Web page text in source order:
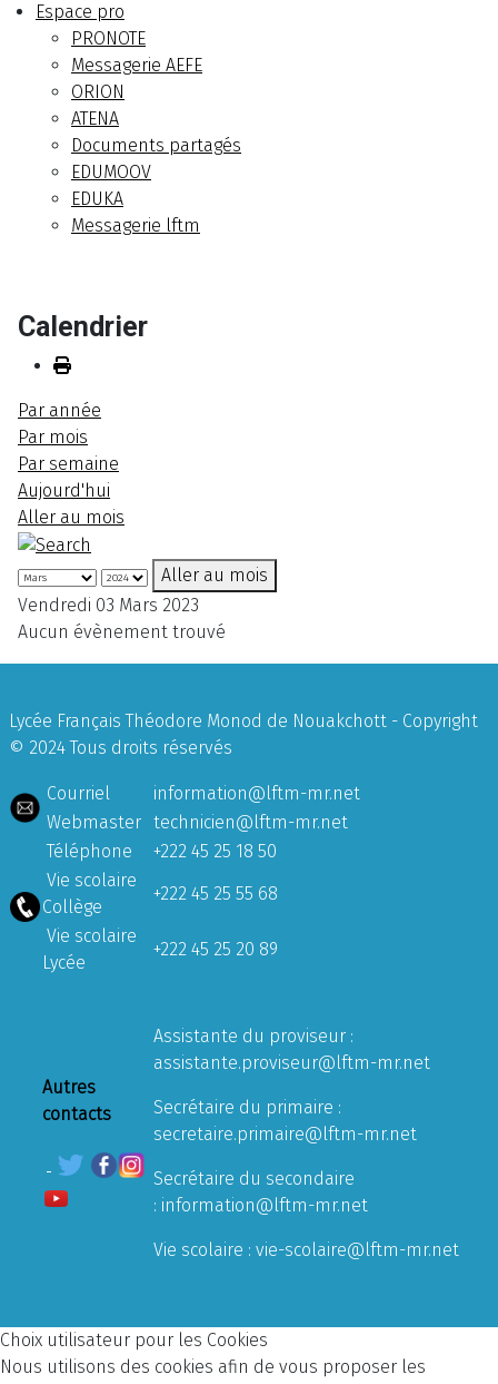
Espace pro
PRONOTE
Messagerie AEFE
ORION
ATENA
Documents partagés
EDUMOOV
EDUKA
Messagerie lftm
Calendrier
Par année
Par mois
Par semaine
Aujourd'hui
Aller au mois
Aller au mois
Vendredi 03 Mars 2023
Aucun évènement trouvé
Lycée Français Théodore Monod de Nouakchott - Copyright
© 2024 Tous droits réservés
Courriel
information@lftm-mr.net
Webmaster technicien@lftm-mr.net
Téléphone
+222 45 25 18 50
Vie scolaire
Collège
+222 45 25 55 68
Vie scolaire
Lycée
+222 45 25 20 89
Autres
contacts
Assistante du proviseur :
assistante.proviseur@lftm-mr.net
Secrétaire du primaire :
secretaire.primaire@lftm-mr.net
Secrétaire du secondaire
: information@lftm-mr.net
Vie scolaire : vie-scolaire@lftm-mr.net
Choix utilisateur pour les Cookies
Nous utilisons des cookies afin de vous proposer les